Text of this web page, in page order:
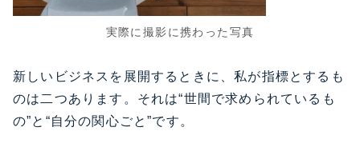
実際に撮影に携わった写真
新しいビジネスを展開するときに、私が指標とするも
のは二つあります。それは“世間で求められているも
の”と“自分の関心ごと”です。